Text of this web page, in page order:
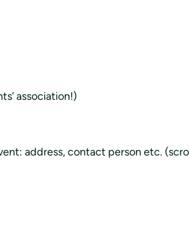
association!)
address, contact person etc.